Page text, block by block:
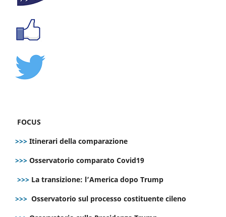
FOCUS
>>> Itinerari della comparazione
>>> Osservatorio comparato Covid19
>>> La transizione: l’America dopo Trump
>>> Osservatorio sul processo costituente cileno